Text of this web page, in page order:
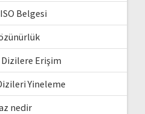
Belgesi
Erişim
Yineleme
nedir